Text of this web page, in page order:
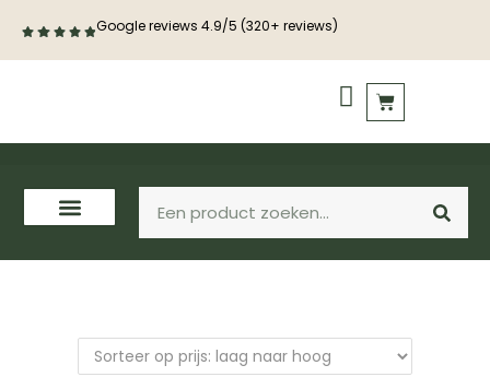
Google reviews 4.9/5 (320+ reviews)